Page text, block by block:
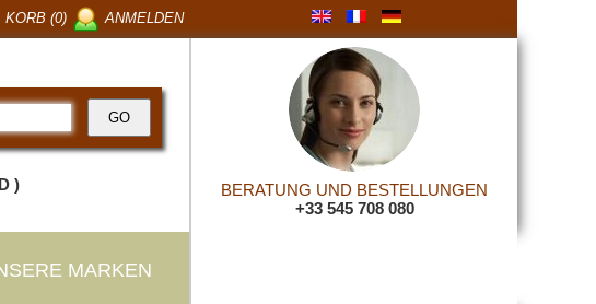
ANMELDEN
KORB (0)
)
BERATUNG UND BESTELLUNGEN
+33 545 708 080
MARKEN